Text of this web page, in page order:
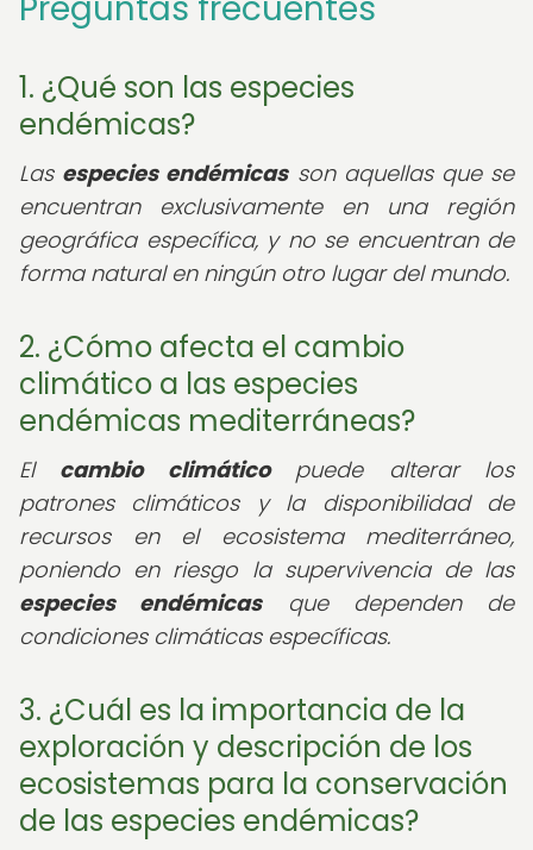
1. ¿Qué son las especies
endémicas?
Las especies endémicasson aquellas que se
encuentran exclusivamente en una región
geográfica específica, y no se encuentran de
forma natural en ningún otro lugar del mundo.
2. ¿Cómo afecta el cambio
climático a las especies
endémicas mediterráneas?
El cambio climáticopuede alterar los
patrones climáticos y la disponibilidad de
recursos en el ecosistema mediterráneo,
poniendo en riesgo la supervivencia de las
especies endémicasque dependen de
condiciones climáticas específicas.
3. ¿Cuál es la importancia de la
exploración y descripción de los
ecosistemas para la conservación
de las especies endémicas?